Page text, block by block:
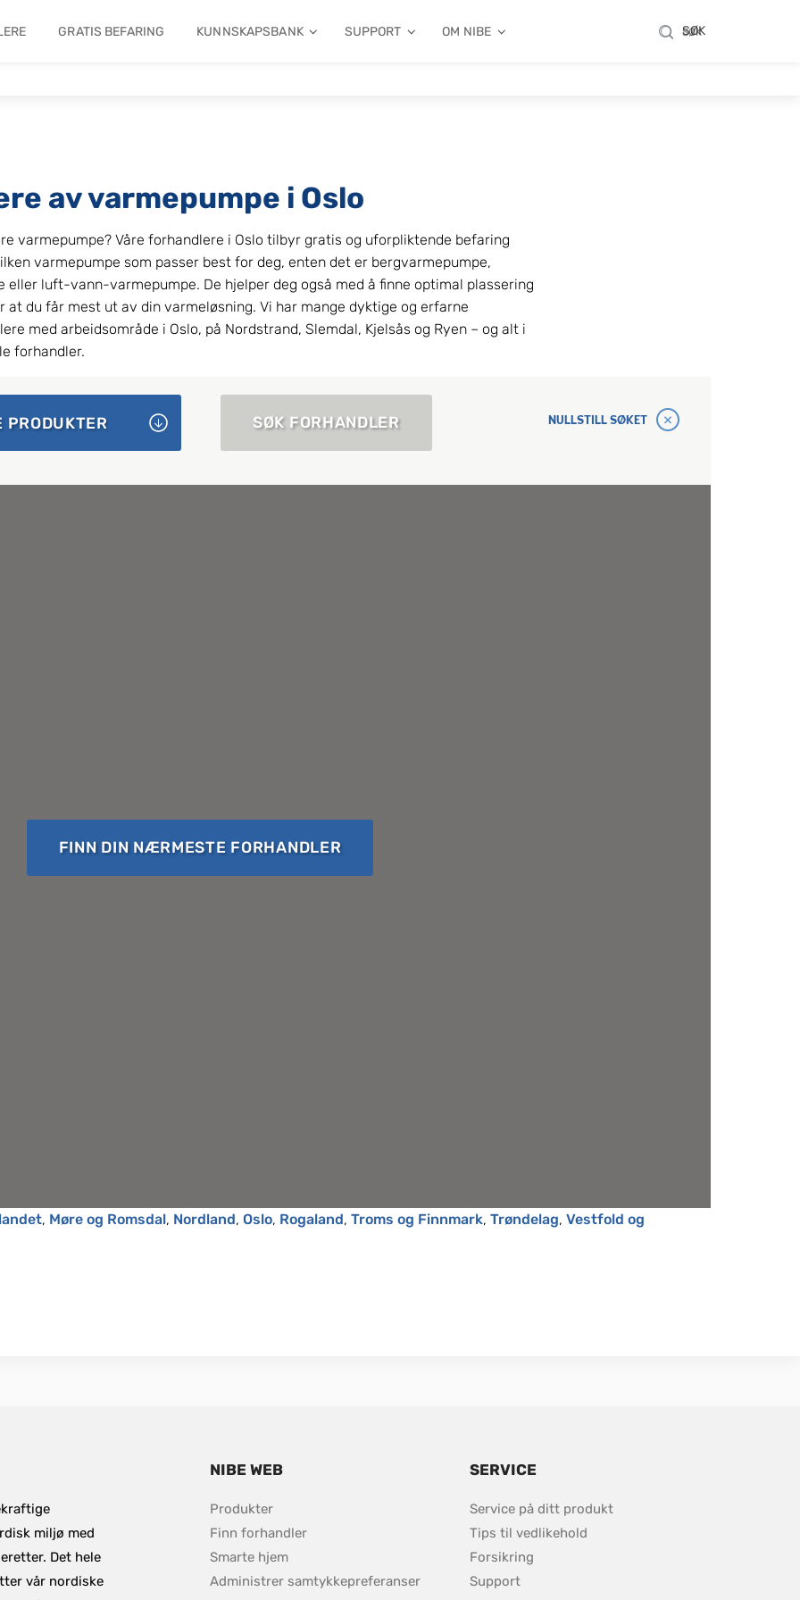
GRATIS BEFARING KUNNSKAPSBANK SUPPORT OM NIBE SØK
SØK
av varmepumpe i Oslo
varmepumpe? Våre forhandlere i Oslo tilbyr gratis og uforpliktende befaring
varmepumpe som passer best for deg, enten det er bergvarmepumpe,
eller luft-vann-varmepumpe. De hjelper deg også med å finne optimal plassering
at du får mest ut av din varmeløsning. Vi har mange dyktige og erfarne
med arbeidsområde i Oslo, på Nordstrand, Slemdal, Kjelsås og Ryen – og alt i
forhandler.
PRODUKTER SØK FORHANDLER NULLSTILL SØKET
FINN DIN NÆRMESTE FORHANDLER
, Møre og Romsdal, Nordland, Oslo, Rogaland, Troms og Finnmark, Trøndelag, Vestfold og
miljø med
Det hele
vår nordiske
NIBE WEB
Produkter
Finn forhandler
Smarte hjem
Administrer samtykkepreferanser
SERVICE
Service på ditt produkt
Tips til vedlikehold
Forsikring
Support